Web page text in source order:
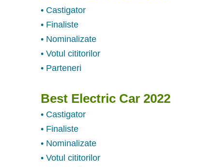
• Castigator
• Finaliste
• Nominalizate
• Votul cititorilor
• Parteneri
Best Electric Car 2022
• Castigator
• Finaliste
• Nominalizate
• Votul cititorilor